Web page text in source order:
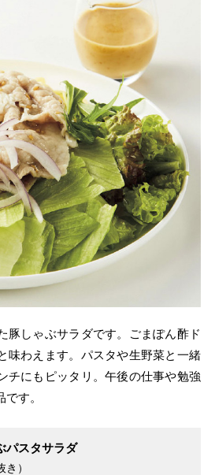
豚しゃぶサラダです。ごまぽん酢ド
味わえます。パスタや生野菜と一緒
チにもピッタリ。午後の仕事や勉強
す。
パスタサラダ
）